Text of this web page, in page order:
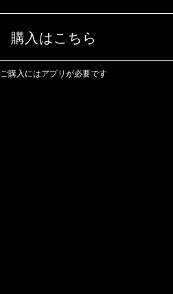
購入はこちら
ご購入にはアプリが必要です